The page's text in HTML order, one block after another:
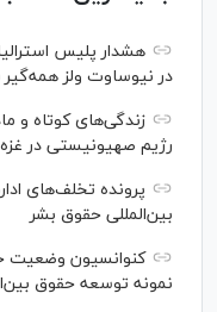
هشدار پلیس
در نیوساوت ولز
زندگی‌های کوتاه و
رژیم صهیونیستی در غزه
پرونده تخلف‌های
بین‌المللی حقوق بشر
کنوانسیون وضعیت
نمونه توسعه حقوق